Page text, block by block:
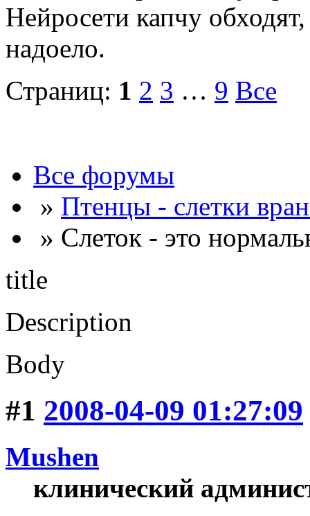
Нейросети капчу
надоело.
Страниц: 1 2 3 … 9 Все
Все форумы
» Птенцы - слетки
» Слеток - это
title
Description
Body
#1 2008-04-09 01:27:09
Mushen
клинический